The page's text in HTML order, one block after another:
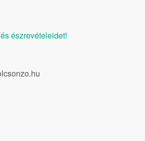
észrevételeidet!